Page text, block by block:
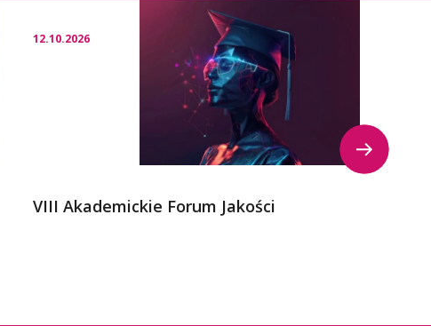
12.10.2026
VIII Akademickie Forum Jakości